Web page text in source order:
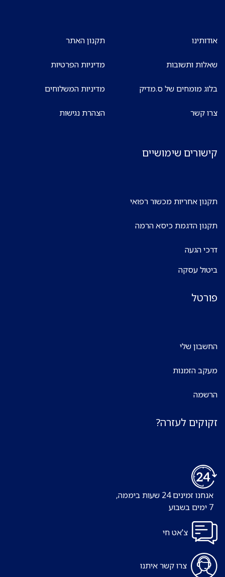
אודותינו
שאלות ותשובות
בלוג מומחים של ס.מדיק
צרו קשר
תקנון האתר
מדיניות הפרטיות
מדיניות המשלוחים
הצהרת נגישות
קישורים שימושיים
תקנון אחריות מכשור רפואי
תקנון הדגמת כיסא הרמה
דרכי הגעה
ביטול עסקה
פורטל
החשבון שלי
מעקב הזמנות
הרשמה
זקוקים לעזרה?
אנחנו זמינים 24 שעות ביממה,
צ'אט חי
צרו קשר איתנו